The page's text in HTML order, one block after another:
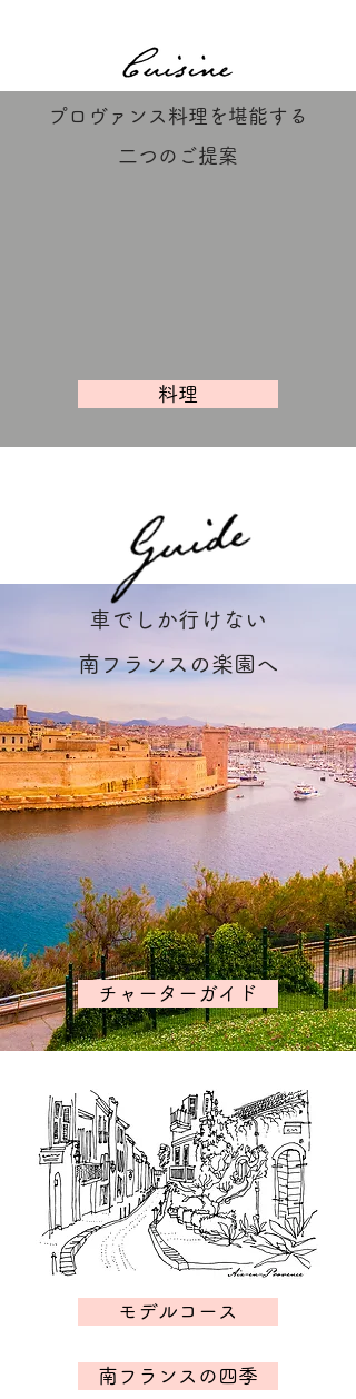
プロヴァンス料理を堪能する
二つのご提案
料理
チャーターガイド
車でしか行けない
南フランスの楽園へ
モデルコース
南フランスの四季